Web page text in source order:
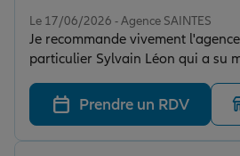
Le 17/06/2026 - Agence SAINTES
Je recommande vivement
particulier Sylvain Léon qui a su
trouver un contrat adapté a mais
record vous pouvez y allez les
réactive et a l'écoute de ces
ENCORE !!!!
Prendre un RDV